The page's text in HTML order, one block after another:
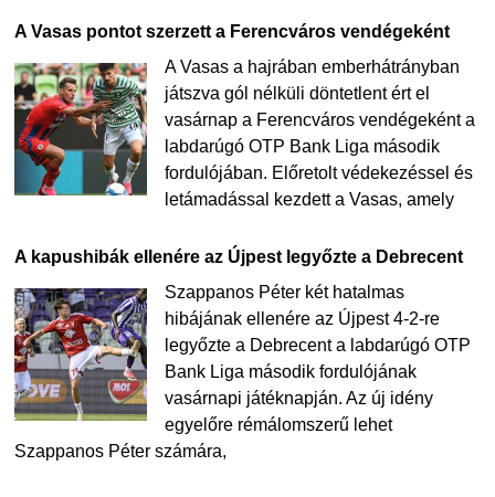
A Vasas pontot szerzett a Ferencváros vendégeként
A Vasas a hajrában emberhátrányban
játszva gól nélküli döntetlent ért el
vasárnap a Ferencváros vendégeként a
labdarúgó OTP Bank Liga második
fordulójában. Előretolt védekezéssel és
letámadással kezdett a Vasas, amely
A kapushibák ellenére az Újpest legyőzte a Debrecent
Szappanos Péter két hatalmas
hibájának ellenére az Újpest 4-2-re
legyőzte a Debrecent a labdarúgó OTP
Bank Liga második fordulójának
vasárnapi játéknapján. Az új idény
egyelőre rémálomszerű lehet
Szappanos Péter számára,